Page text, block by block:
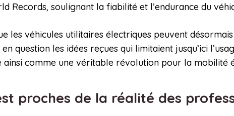
Records, soulignant la fiabilité et l’endurance du
les véhicules utilitaires électriques peuvent
question les idées reçues qui limitaient jusqu’ici
ainsi comme une véritable révolution pour la mobilité
proches de la réalité des